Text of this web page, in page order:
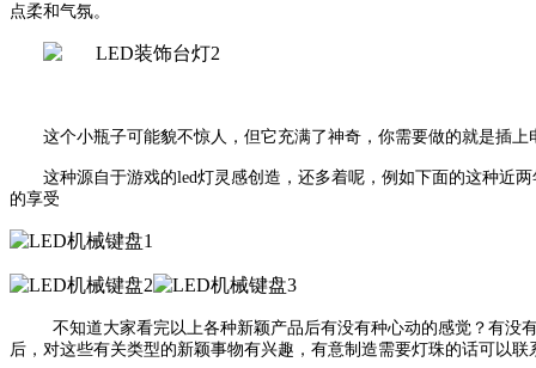
点柔和气氛。
这个小瓶子可能貌不惊人，但它充满了神奇，你需要做的就是插上
这种源自于游戏的led灯灵感创造，还多着呢，例如下面的这种近两
的享受
不知道大家看完以上各种新颖产品后有没有种心动的感觉？有没有
后，对这些有关类型的新颖事物有兴趣，有意制造需要灯珠的话可以